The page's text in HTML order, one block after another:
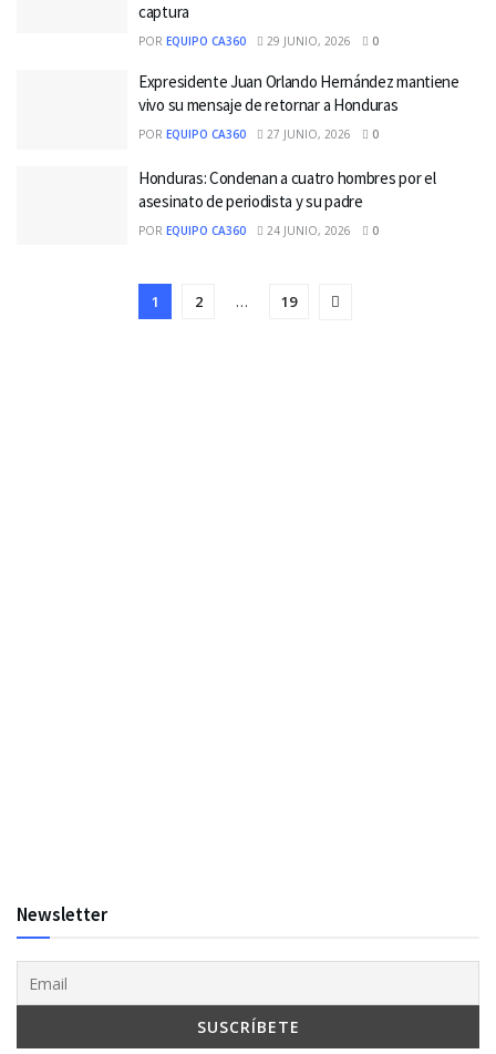
captura
POR EQUIPO CA360 29 JUNIO, 2026 0
Expresidente Juan Orlando Hernández mantiene
vivo su mensaje de retornar a Honduras
POR EQUIPO CA360 27 JUNIO, 2026 0
Honduras: Condenan a cuatro hombres por el
asesinato de periodista y su padre
POR EQUIPO CA360 24 JUNIO, 2026 0
1 2 … 19
Newsletter